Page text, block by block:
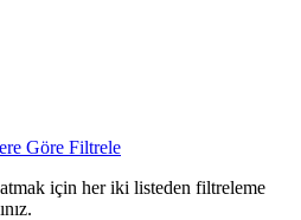
Göre Filtrele
için her iki listeden filtreleme